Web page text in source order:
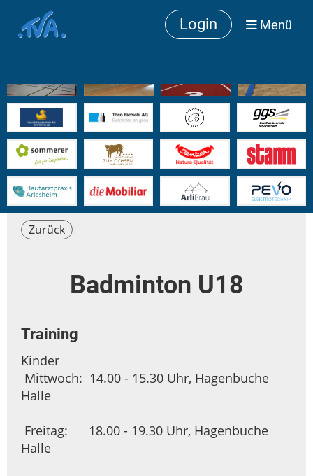
Login Menü
Zurück
Badminton U18
Training
Kinder
Mittwoch: 14.00 - 15.30 Uhr, Hagenbuche
Halle
Freitag: 18.00 - 19.30 Uhr, Hagenbuche
Halle